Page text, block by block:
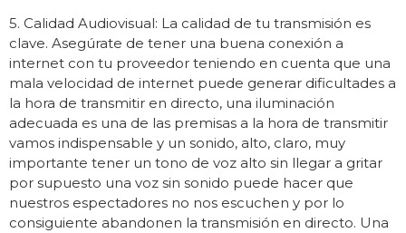
5. Calidad Audiovisual: La calidad de tu transmisión es
clave. Asegúrate de tener una buena conexión a
internet con tu proveedor teniendo en cuenta que una
mala velocidad de internet puede generar dificultades a
la hora de transmitir en directo, una iluminación
adecuada es una de las premisas a la hora de transmitir
vamos indispensable y un sonido, alto, claro, muy
importante tener un tono de voz alto sin llegar a gritar
por supuesto una voz sin sonido puede hacer que
nuestros espectadores no nos escuchen y por lo
consiguiente abandonen la transmisión en directo. Una